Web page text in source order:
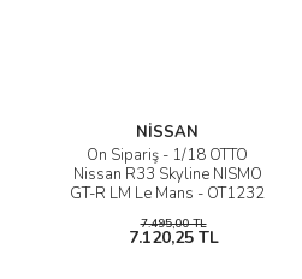
NİSSAN
Ön Sipariş - 1/18 OTTO
Nissan R33 Skyline NISMO
GT-R LM Le Mans - OT1232
7.495,00 TL
7.120,25 TL